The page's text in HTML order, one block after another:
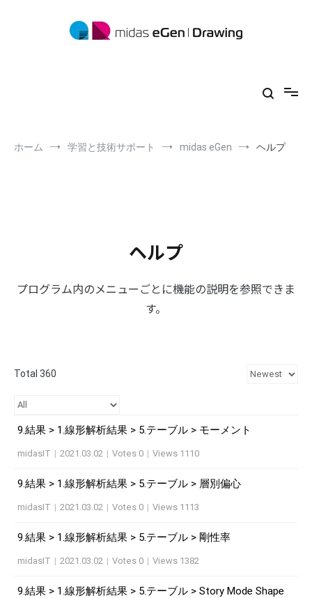
ホーム 学習と技術サポート midas eGen ヘルプ
ヘルプ
プログラム内のメニューごとに機能の説明を参照できま
す。
Total 360
9.結果 > 1.線形解析結果 > 5.テーブル > モーメント
midasIT | 2021.03.02 | Votes 0 | Views 1110
9.結果 > 1.線形解析結果 > 5.テーブル > 層別偏心
midasIT | 2021.03.02 | Votes 0 | Views 1113
9.結果 > 1.線形解析結果 > 5.テーブル > 剛性率
midasIT | 2021.03.02 | Votes 0 | Views 1382
9.結果 > 1.線形解析結果 > 5.テーブル > Story Mode Shape